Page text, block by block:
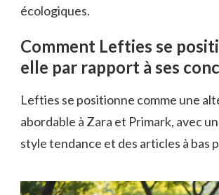
écologiques.
Comment Lefties se
elle par rapport à ses
Lefties se positionne comme une
abordable à Zara et Primark, avec
style tendance et des articles à bas